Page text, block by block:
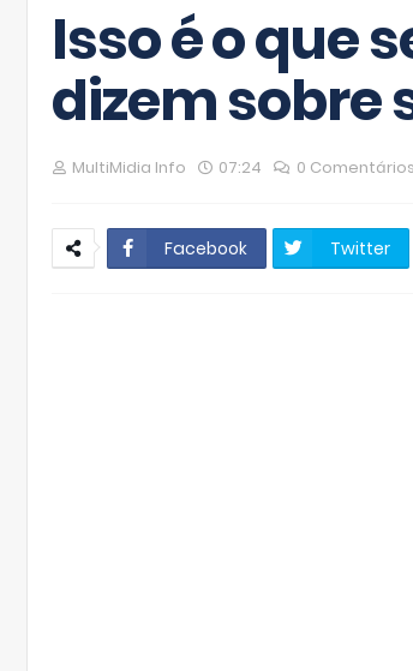
Isso é o que
dizem sobre
MultiMidia Info 07:24 0 Comentários
Facebook Twitter